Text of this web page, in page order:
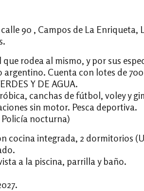
90 , Campos de La
rodea al mismo, y por sus
Cuenta con lotes de 700
Y DE AGUA.
canchas de fútbol, voley y
sin motor. Pesca deportiva.
Policía nocturna)
cocina integrada, 2 dormitorios
a la piscina, parrilla y baño.